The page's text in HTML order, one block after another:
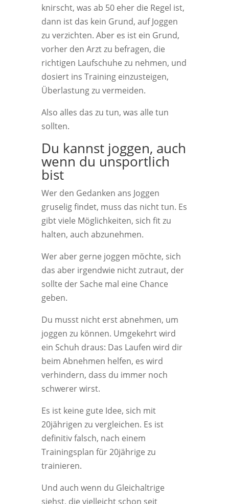
knirscht, was ab 50 eher die Regel ist,
dann ist das kein Grund, auf Joggen
zu verzichten. Aber es ist ein Grund,
vorher den Arzt zu befragen, die
richtigen Laufschuhe zu nehmen, und
dosiert ins Training einzusteigen,
Überlastung zu vermeiden.
Also alles das zu tun, was alle tun
sollten.
Du kannst joggen, auch
wenn du unsportlich
bist
Wer den Gedanken ans Joggen
gruselig findet, muss das nicht tun. Es
gibt viele Möglichkeiten, sich fit zu
halten, auch abzunehmen.
Wer aber gerne joggen möchte, sich
das aber irgendwie nicht zutraut, der
sollte der Sache mal eine Chance
geben.
Du musst nicht erst abnehmen, um
joggen zu können. Umgekehrt wird
ein Schuh draus: Das Laufen wird dir
beim Abnehmen helfen, es wird
verhindern, dass du immer noch
schwerer wirst.
Es ist keine gute Idee, sich mit
20jährigen zu vergleichen. Es ist
definitiv falsch, nach einem
Trainingsplan für 20jährige zu
trainieren.
Und auch wenn du Gleichaltrige
siehst, die vielleicht schon seit